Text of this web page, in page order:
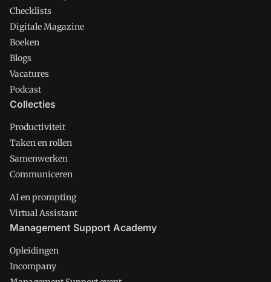
Checklists
Digitale Magazine
Boeken
Blogs
Vacatures
Podcast
Collecties
Productiviteit
Taken en rollen
Samenwerken
Communiceren
AI en prompting
Virtual Assistant
Management Support Academy
Opleidingen
Incompany